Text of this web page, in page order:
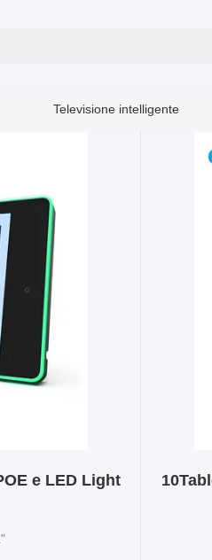
Televisione intelligente
e LED Light